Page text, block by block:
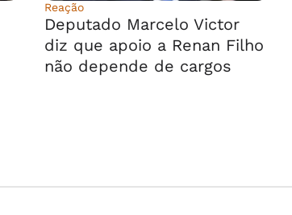
Reação
Deputado Marcelo Victor
diz que apoio a Renan Filho
não depende de cargos